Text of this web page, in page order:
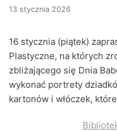
13 stycznia 2026
16 stycznia (piątek)
Plastyczne, na których
zbliżającego się Dnia
wykonać portrety
kartonów i włóczek,